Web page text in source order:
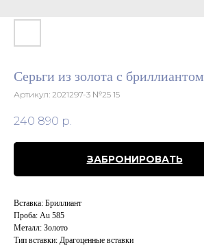
Серьги из золота с бриллиантом
Артикул: 2021297-3 №25 15
240 890 р.
ЗАБРОНИРОВАТЬ
Вставка: Бриллиант
Проба: Au 585
Металл: Золото
Тип вставки: Драгоценные вставки